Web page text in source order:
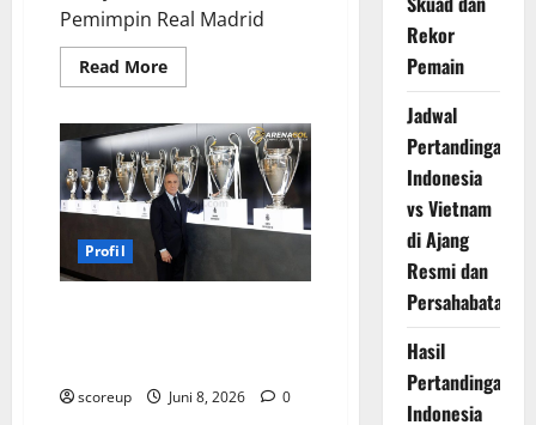
Pemimpin Real Madrid
Read MoreRead
more
Florentino
Perez
Sosok
Genius
di
Balik
Bisnis
Raksasa
dan
Klub
Profil
scoreup Juni 8, 2026 0
Rekor
Pemain
Jadwal
Pertandingan
Indonesia
vs Vietnam
di Ajang
Resmi dan
Persahabatan
Hasil
Pertandingan
Indonesia